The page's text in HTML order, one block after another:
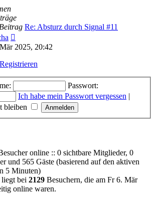
Re: Absturz durch Signal #11
Beitrag
2025, 20:42
Registrieren
Passwort:
Ich habe mein Passwort vergessen |
bleiben
online :: 0 sichtbare Mitglieder, 0
und 565 Gäste (basierend auf den aktiven
5 Minuten)
bei 2129 Besuchern, die am Fr 6. Mär
online waren.